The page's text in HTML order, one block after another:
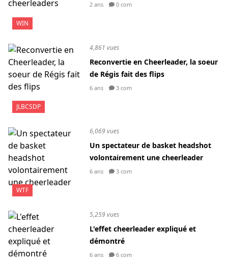
WIN
2 ans 0 com
JLBCSDP
4,861 vues
Reconvertie en Cheerleader, la soeur
de Régis fait des flips
6 ans 3 com
WTF
6,069 vues
Un spectateur de basket headshot
volontairement une cheerleader
6 ans 3 com
5,259 vues
L'effet cheerleader expliqué et
démontré
6 ans 6 com